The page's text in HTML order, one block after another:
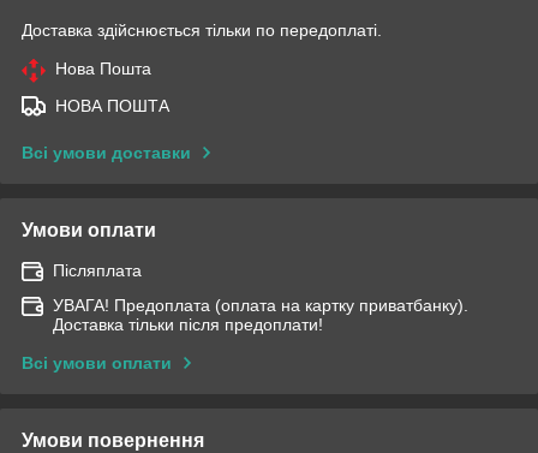
Доставка здійснюється тільки по передоплаті.
Нова Пошта
НОВА ПОШТА
Всі умови доставки
Умови оплати
Післяплата
УВАГА! Предоплата (оплата на картку приватбанку).
Доставка тільки після предоплати!
Всі умови оплати
Умови повернення